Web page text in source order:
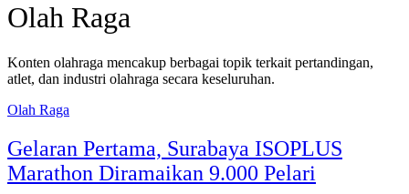
Olah Raga
Konten olahraga mencakup berbagai topik terkait pertandingan,
atlet, dan industri olahraga secara keseluruhan.
Olah Raga
Gelaran Pertama, Surabaya ISOPLUS
Marathon Diramaikan 9.000 Pelari